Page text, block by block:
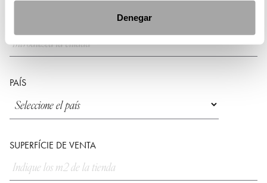
Denegar
PAÍS
SUPERFÍCIE DE VENTA